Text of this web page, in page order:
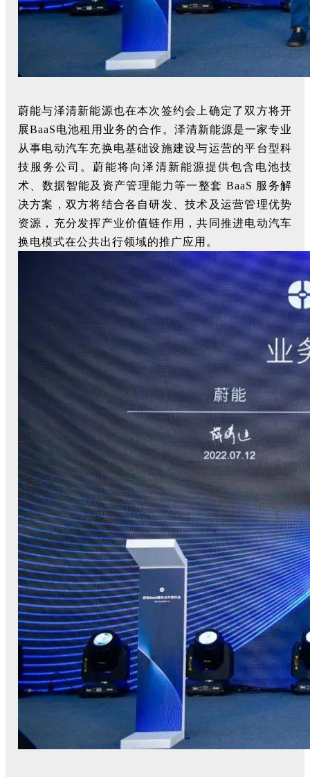
蔚能与泽清新能源也在本次签约会上确定了双方将开
展BaaS电池租用业务的合作。泽清新能源是一家专业
从事电动汽车充换电基础设施建设与运营的平台型科
技服务公司。蔚能将向泽清新能源提供包含电池技
术、数据智能及资产管理能力等一整套 BaaS 服务解
决方案，双方将结合各自研发、技术及运营管理优势
资源，充分发挥产业价值链作用，共同推进电动汽车
换电模式在公共出行领域的推广应用。